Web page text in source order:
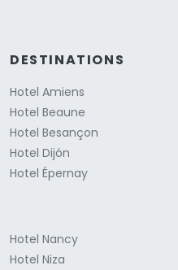
DESTINATIONS
Hotel Amiens
Hotel Beaune
Hotel Besançon
Hotel Dijón
Hotel Épernay
Hotel Nancy
Hotel Niza